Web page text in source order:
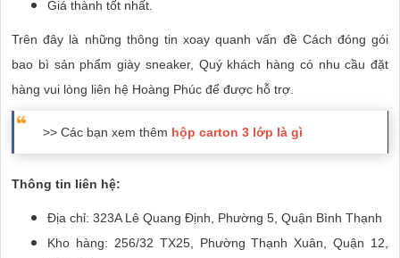
Giá thành tốt nhất.
Trên đây là những thông tin xoay quanh vấn đề Cách đóng gói
bao bì sản phẩm giày sneaker, Quý khách hàng có nhu cầu đặt
hàng vui lòng liên hệ Hoàng Phúc để được hỗ trợ.
>> Các bạn xem thêm hộp carton 3 lớp là gì
Thông tin liên hệ:
Địa chỉ: 323A Lê Quang Định, Phường 5, Quận Bình Thạnh
Kho hàng: 256/32 TX25, Phường Thạnh Xuân, Quận 12,